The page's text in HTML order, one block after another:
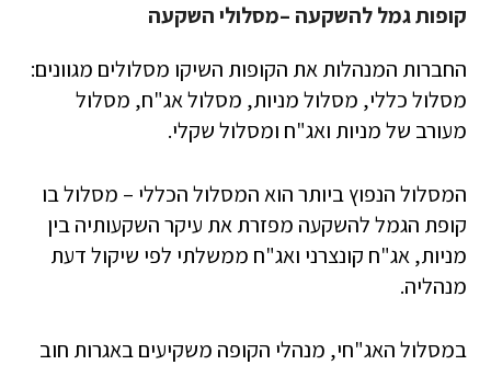
קופות גמל להשקעה –מסלולי השקעה
החברות המנהלות את הקופות השיקו מסלולים מגוונים:
מסלול כללי, מסלול מניות, מסלול אג"ח, מסלול
מעורב של מניות ואג"ח ומסלול שקלי.
המסלול הנפוץ ביותר הוא המסלול הכללי – מסלול בו
קופת הגמל להשקעה מפזרת את עיקר השקעותיה בין
מניות, אג"ח קונצרני ואג"ח ממשלתי לפי שיקול דעת
מנהליה.
במסלול האג"חי, מנהלי הקופה משקיעים באגרות חוב